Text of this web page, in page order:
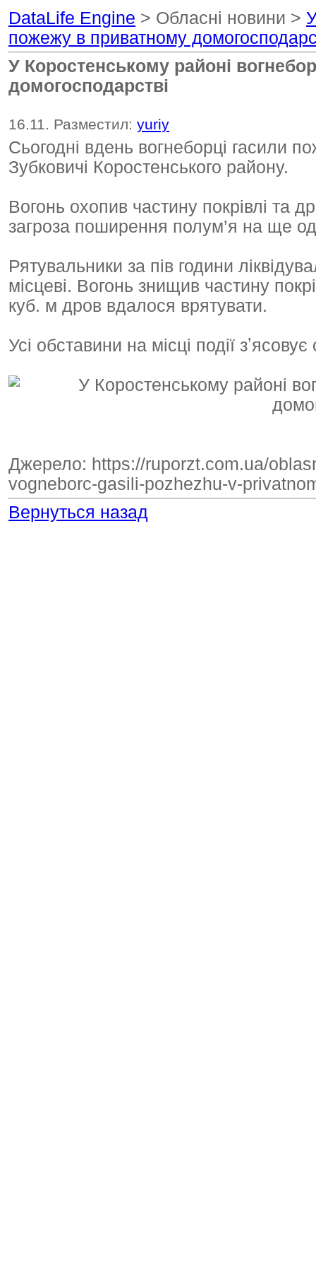
DataLife Engine > Обласні новини >
пожежу в приватному
У Коростенському районі
домогосподарстві
16.11. Разместил: yuriy
Сьогодні вдень вогнеборці гасили
Зубковичі Коростенського району.
Вогонь охопив частину покрівлі та
загроза поширення полум’я на ще
Рятувальники за пів години
місцеві. Вогонь знищив частину
куб. м дров вдалося врятувати.
Усі обставини на місці події
Джерело: https://ruporzt.com.ua/
vogneborc-gasili-pozhezhu-v-
Вернуться назад